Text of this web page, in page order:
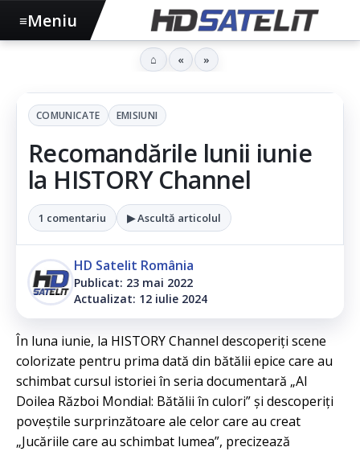
COMUNICATE EMISIUNI
Recomandările lunii iunie
la HISTORY Channel
1 comentariu ▶ Ascultă articolul
HD Satelit România
Publicat: 23 mai 2022
Actualizat: 12 iulie 2024
În luna iunie, la HISTORY Channel descoperiți scene
colorizate pentru prima dată din bătălii epice care au
schimbat cursul istoriei în seria documentară „Al
Doilea Război Mondial: Bătălii în culori” și descoperiți
poveștile surprinzătoare ale celor care au creat
„Jucăriile care au schimbat lumea”, precizează
≡Meniu
⌂ « »